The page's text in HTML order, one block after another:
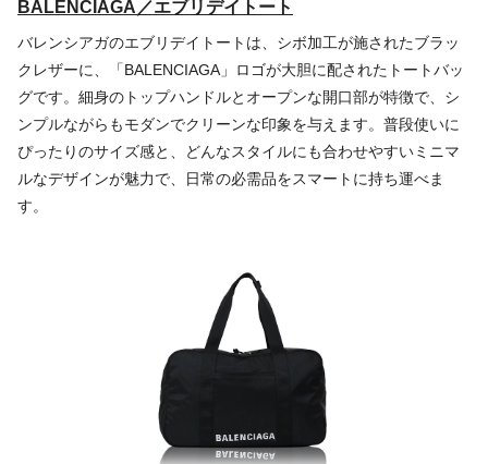
BALENCIAGA／エブリデイトート
バレンシアガのエブリデイトートは、シボ加工が施されたブラッ
クレザーに、「BALENCIAGA」ロゴが大胆に配されたトートバッ
グです。細身のトップハンドルとオープンな開口部が特徴で、シ
ンプルながらもモダンでクリーンな印象を与えます。普段使いに
ぴったりのサイズ感と、どんなスタイルにも合わせやすいミニマ
ルなデザインが魅力で、日常の必需品をスマートに持ち運べま
す。